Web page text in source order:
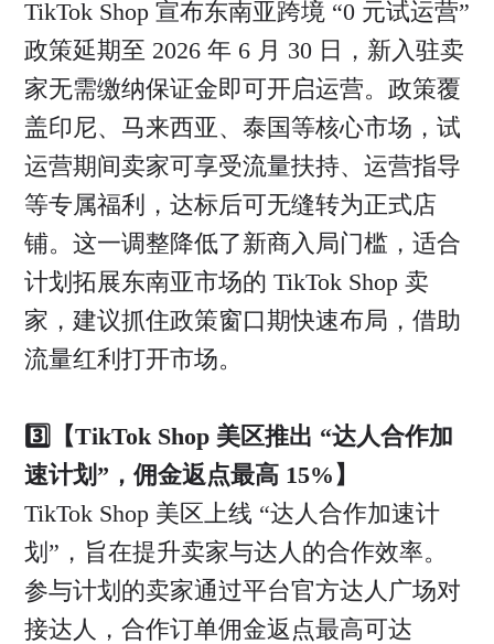
TikTok Shop 宣布东南亚跨境 “0 元试运营”
政策延期至 2026 年 6 月 30 日，新入驻卖
家无需缴纳保证金即可开启运营。政策覆
盖印尼、马来西亚、泰国等核心市场，试
运营期间卖家可享受流量扶持、运营指导
等专属福利，达标后可无缝转为正式店
铺。这一调整降低了新商入局门槛，适合
计划拓展东南亚市场的 TikTok Shop 卖
家，建议抓住政策窗口期快速布局，借助
流量红利打开市场。
3️⃣【TikTok Shop 美区推出 “达人合作加
速计划”，佣金返点最高 15%】
TikTok Shop 美区上线 “达人合作加速计
划”，旨在提升卖家与达人的合作效率。
参与计划的卖家通过平台官方达人广场对
接达人，合作订单佣金返点最高可达